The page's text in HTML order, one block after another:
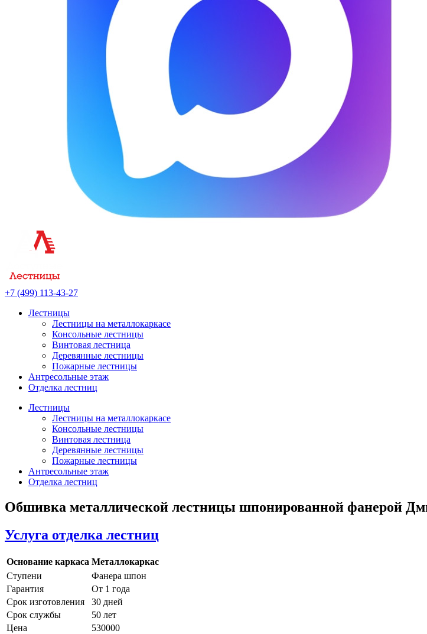
+7 (499) 113-43-27
Лестницы
Лестницы на металлокаркасе
Консольные лестницы
Винтовая лестница
Деревянные лестницы
Пожарные лестницы
Антресольные этаж
Отделка лестниц
Лестницы
Лестницы на металлокаркасе
Консольные лестницы
Винтовая лестница
Деревянные лестницы
Пожарные лестницы
Антресольные этаж
Отделка лестниц
Обшивка металлической лестницы шпонированной фанерой
Услуга отделка лестниц
Основание каркаса Металлокаркас
Ступени
Фанера шпон
Гарантия
От 1 года
Срок изготовления
30 дней
Срок службы
50 лет
Цена
530000